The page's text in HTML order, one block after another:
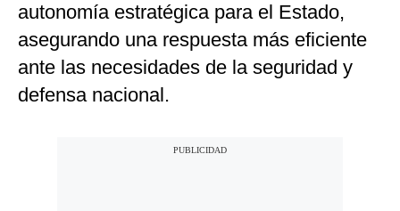
autonomía estratégica para el Estado,
asegurando una respuesta más eficiente
ante las necesidades de la seguridad y
defensa nacional.